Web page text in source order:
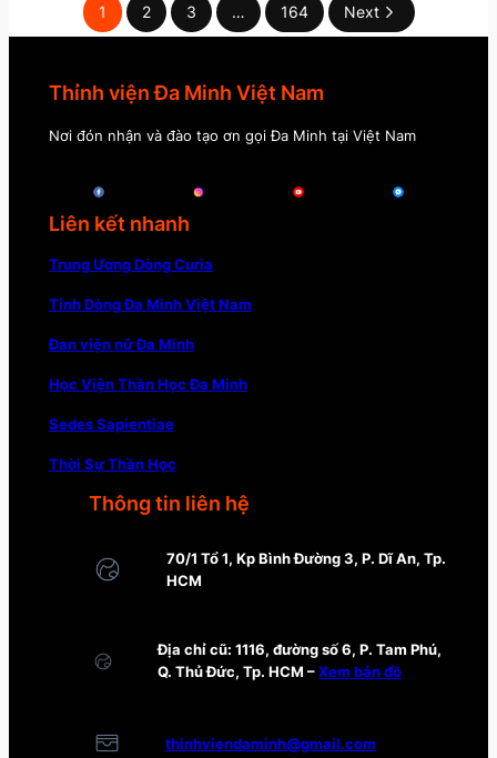
1 2 3 … 164 Next
Thỉnh viện Đa Minh Việt Nam
Nơi đón nhận và đào tạo ơn gọi Đa Minh tại Việt Nam
Liên kết nhanh
Trung Ương Dòng Curia
Tỉnh Dòng Đa Minh Việt Nam
Đan viện nữ Đa Minh
Học Viện Thần Học Đa Minh
Sedes Sapientiae
Thời Sự Thần Học
Thông tin liên hệ
70/1 Tổ 1, Kp Bình Đường 3, P. Dĩ An, Tp.
HCM
Địa chỉ cũ: 1116, đường số 6, P. Tam Phú,
Q. Thủ Đức, Tp. HCM –Xem bản đồ
thinhviendaminh@gmail.com